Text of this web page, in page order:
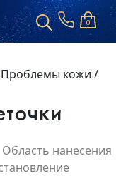
0
Проблемы кожи /
Область нанесения